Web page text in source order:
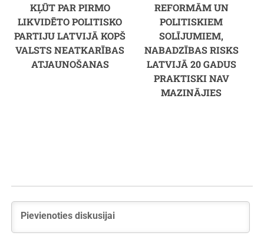
KĻŪT PAR PIRMO
LIKVIDĒTO POLITISKO
PARTIJU LATVIJĀ KOPŠ
VALSTS NEATKARĪBAS
ATJAUNOŠANAS
REFORMĀM UN
POLITISKIEM
SOLĪJUMIEM,
NABADZĪBAS RISKS
LATVIJĀ 20 GADUS
PRAKTISKI NAV
MAZINĀJIES